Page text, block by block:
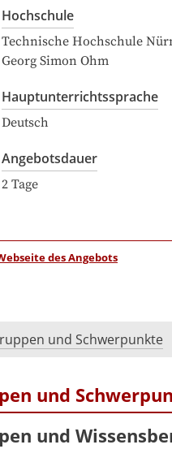
Hochschule
Technische Hochschule
Georg Simon Ohm
Hauptunterrichtssprache
Deutsch
Angebotsdauer
2 Tage
des Angebots
und Schwerpunkte
und
und